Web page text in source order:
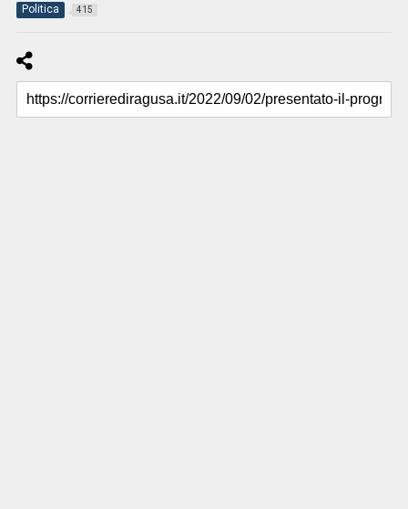
Politica 415